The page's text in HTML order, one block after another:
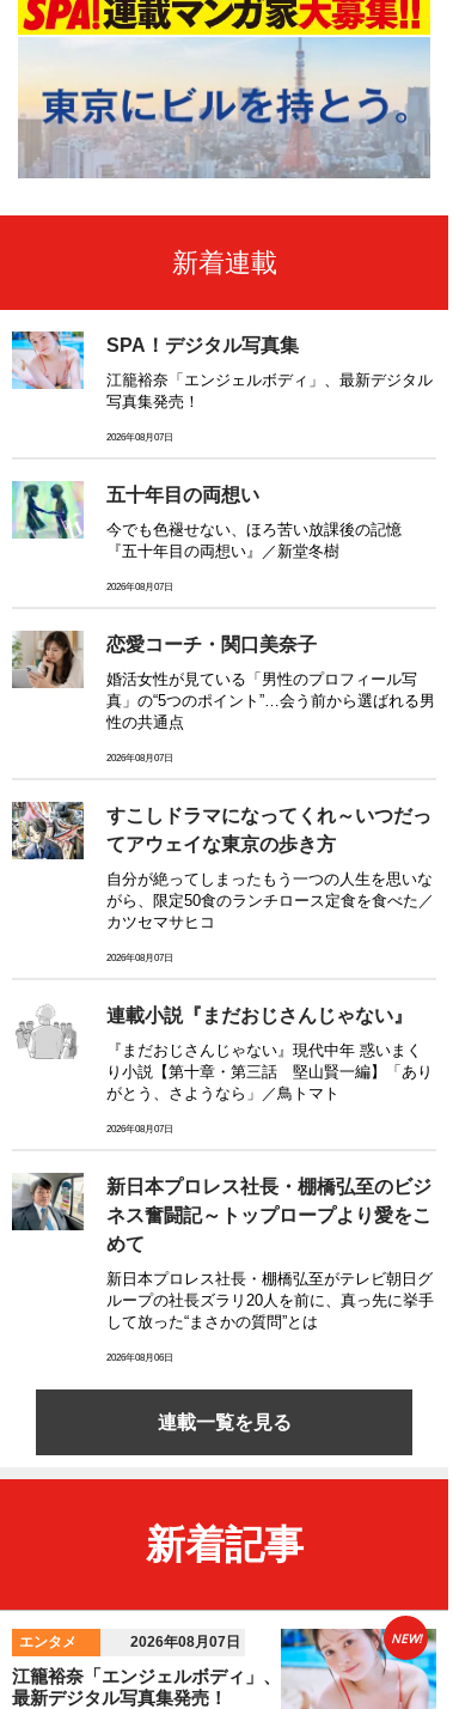
新着連載
SPA！デジタル写真集
江籠裕奈「エンジェルボディ」、最新デジタル
写真集発売！
2026年08月07日
五十年目の両想い
今でも色褪せない、ほろ苦い放課後の記憶
『五十年目の両想い』／新堂冬樹
2026年08月07日
恋愛コーチ・関口美奈子
婚活女性が見ている「男性のプロフィール写
真」の“5つのポイント”…会う前から選ばれる男
性の共通点
2026年08月07日
すこしドラマになってくれ～いつだっ
てアウェイな東京の歩き方
自分が絶ってしまったもう一つの人生を思いな
がら、限定50食のランチロース定食を食べた／
カツセマサヒコ
2026年08月07日
連載小説『まだおじさんじゃない』
『まだおじさんじゃない』現代中年 惑いまく
り小説【第十章・第三話 堅山賢一編】「あり
がとう、さようなら」／鳥トマト
2026年08月07日
新日本プロレス社長・棚橋弘至のビジ
ネス奮闘記～トップロープより愛をこ
めて
新日本プロレス社長・棚橋弘至がテレビ朝日グ
ループの社長ズラリ20人を前に、真っ先に挙手
して放った“まさかの質問”とは
2026年08月06日
連載一覧を見る
新着記事
エンタメ 2026年08月07日
江籠裕奈「エンジェルボディ」、
最新デジタル写真集発売！
NEW!